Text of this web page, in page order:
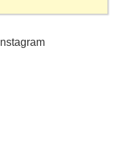
Instagram